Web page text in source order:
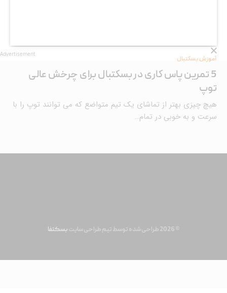
آموزش بسکتبال
5 تمرین پاس کاری در بسکتبال برای چرخش عالی
توپ
هیچ چیزی بهتر از تماشای یک تیم متواضع که می توانند توپ را با
سرعت و به خوبی در تمام…
© 2026 طراحی شده توسط تیم طراحی سایت بسکتفا
Advertisement